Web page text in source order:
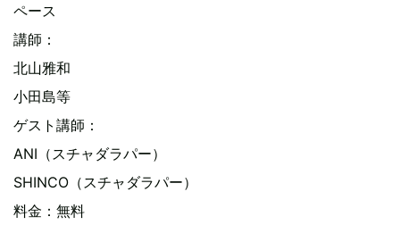
ペース
講師：
北山雅和
小田島等
ゲスト講師：
ANI（スチャダラパー）
SHINCO（スチャダラパー）
料金：無料